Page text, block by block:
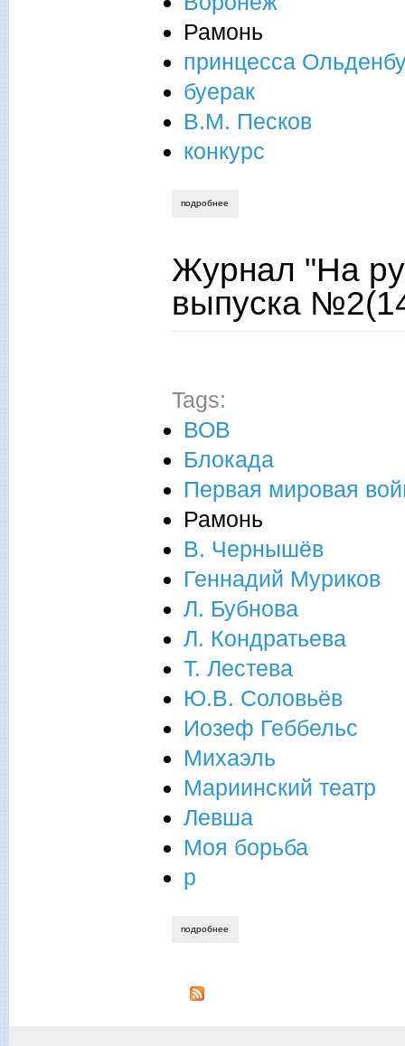
Рамонь
принцесса
буерак
В.М. Песков
конкурс
подробнее
Журнал "На
выпуска
Tags:
ВОВ
Блокада
Первая мировая
Рамонь
В. Чернышёв
Геннадий Муриков
Л. Бубнова
Л. Кондратьева
Т. Лестева
Ю.В. Соловьёв
Иозеф Геббельс
Михаэль
Мариинский театр
Левша
Моя борьба
р
подробнее